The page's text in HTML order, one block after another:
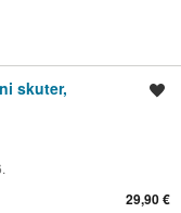
skuter,
29,90 €